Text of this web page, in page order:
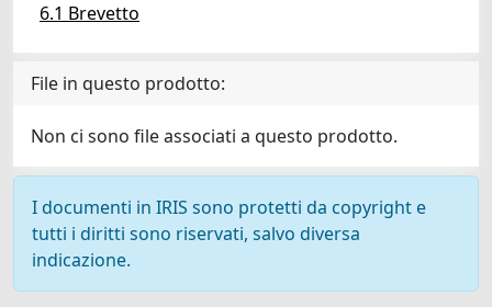
6.1 Brevetto
File in questo prodotto:
Non ci sono file associati a questo prodotto.
I documenti in IRIS sono protetti da copyright e
tutti i diritti sono riservati, salvo diversa
indicazione.